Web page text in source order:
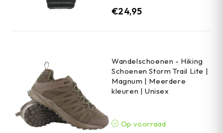
€24,95
Wandelschoenen - Hiking
Schoenen Storm Trail Lite |
Magnum | Meerdere
kleuren | Unisex
Op voorraad